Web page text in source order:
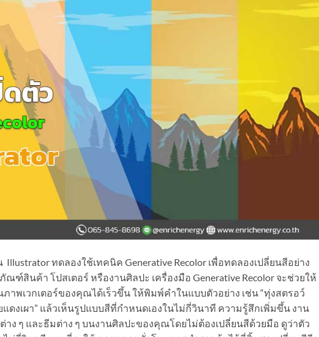
Illustrator ทดลองใช้เทคนิค Generative Recolor เพื่อทดลองเปลี่ยนสีอย่าง
ฑ์สินค้า โปสเตอร์ หรืองานศิลปะ เครื่องมือ Generative Recolor จะช่วยให้
าพเวกเตอร์ของคุณได้เร็วขึ้น ให้พิมพ์คำในแบบตัวอย่าง เช่น “ทุ่งสตรอว์
ายแดงเผา” แล้วเห็นรูปแบบสีที่กำหนดเองในไม่กี่วินาที ความรู้สึกเพิ่มขึ้น งาน
ง ๆ และธีมต่าง ๆ บนงานศิลปะของคุณโดยไม่ต้องเปลี่ยนสีด้วยมือ ดูว่าตัว